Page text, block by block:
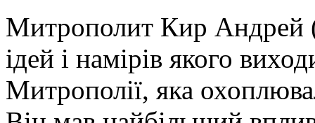
Митрополит Кир Андрей
ідей і намірів якого
Митрополії, яка